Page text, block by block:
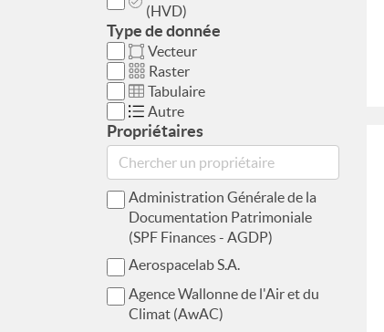
(HVD)
Type de donnée
Vecteur
Raster
Tabulaire
Autre
Propriétaires
Administration Générale de la
Documentation Patrimoniale
(SPF Finances - AGDP)
Aerospacelab S.A.
Agence Wallonne de l'Air et du
Climat (AwAC)